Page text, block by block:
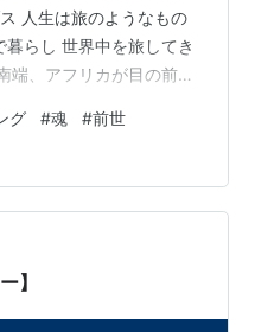
人生は旅のようなもの
らし 世界中を旅してき
端、アフリカが目の前に
れたとしか思えない世
世界各地や日本で経験
かのお役に立てればと思
PROFILE ▶︎ 地方の里山
…
グ #魂 #前世
】